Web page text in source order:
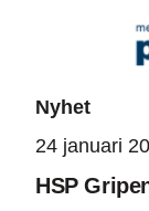
Nyhet
24 januari
HSP